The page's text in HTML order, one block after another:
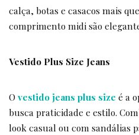
calça, botas e casacos mais
comprimento midi são
Vestido Plus Size Jeans
Ovestido jeans plus size é a
busca praticidade e estilo.
look casual ou com sandálias